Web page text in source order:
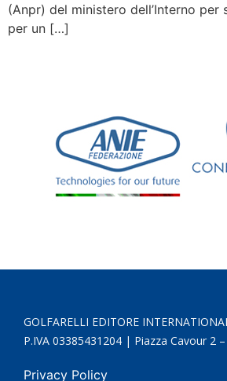
(Anpr) del ministero dell’Interno per
per un […]
GOLFARELLI EDITORE
P.IVA 03385431204 | Piazza Cavour 2
Privacy Policy